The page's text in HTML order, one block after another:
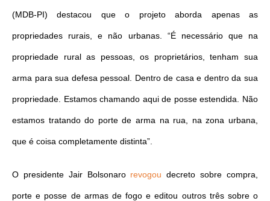
(MDB-PI) destacou que o projeto aborda apenas as
propriedades rurais, e não urbanas. “É necessário que na
propriedade rural as pessoas, os proprietários, tenham sua
arma para sua defesa pessoal. Dentro de casa e dentro da sua
propriedade. Estamos chamando aqui de posse estendida. Não
estamos tratando do porte de arma na rua, na zona urbana,
que é coisa completamente distinta”.
O presidente Jair Bolsonaro revogou decreto sobre compra,
porte e posse de armas de fogo e editou outros três sobre o